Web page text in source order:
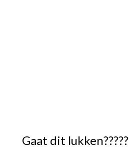
Gaat dit lukken?????